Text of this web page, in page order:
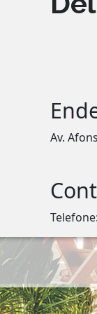
Av.
Telefone: